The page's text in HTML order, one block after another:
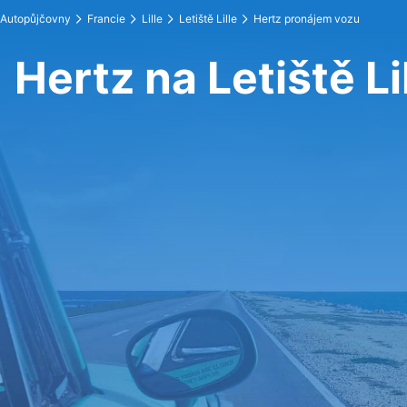
Autopůjčovny Francie Lille Letiště Lille Hertz pronájem vozu
Hertz na Letiště